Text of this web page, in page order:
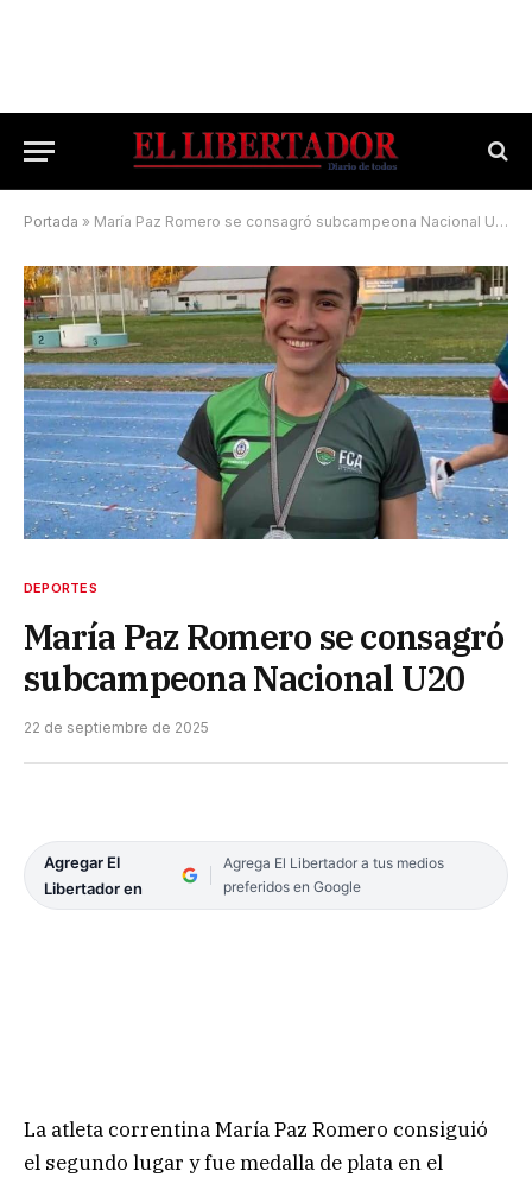
Portada » María Paz Romero se consagró subcampeona Nacional U20
DEPORTES
María Paz Romero se consagró
subcampeona Nacional U20
22 de septiembre de 2025
Agregar El
Libertador en
Agrega El Libertador a tus medios
preferidos en Google
La atleta correntina María Paz Romero consiguió
el segundo lugar y fue medalla de plata en el